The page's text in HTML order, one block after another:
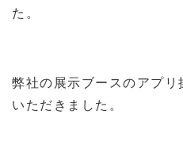
た。
弊社の展示ブースのアプ
いただきました。